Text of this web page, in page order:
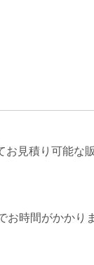
見積り可能な
時間がかかり